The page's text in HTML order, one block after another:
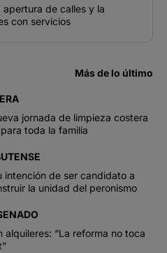
apertura de calles y la
con servicios
Más de lo último
jornada de limpieza costera
toda la familia
intención de ser candidato a
la unidad del peronismo
alquileres: “La reforma no toca